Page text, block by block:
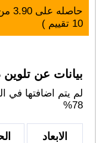
حاصله على3.90
10 تقييم )
بيانات عن تلوين
لم يتم اضافتها في
78%
الابعاد